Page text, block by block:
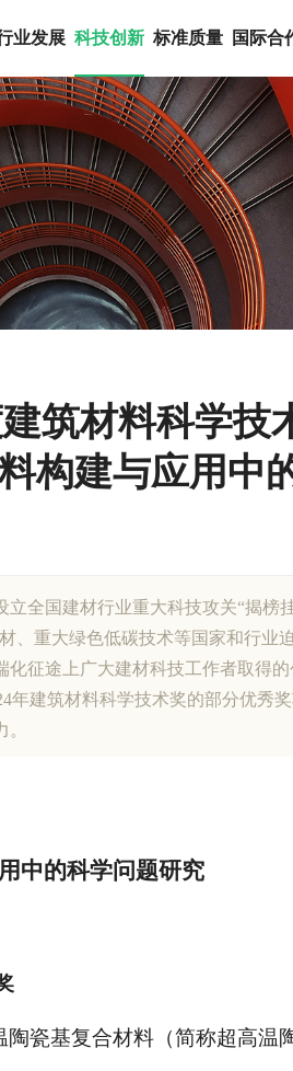
业发展 科技创新 标准质量 国际合
筑材料科学
构建与应用中
全国建材行业重大科技攻关“揭榜
、重大绿色低碳技术等国家和行
征途上广大建材科技工作者取得
年建筑材料科学技术奖的部分优秀
中的科学问题研究
瓷基复合材料（简称超高温